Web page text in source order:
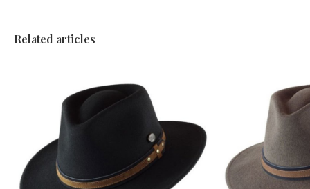
Related articles